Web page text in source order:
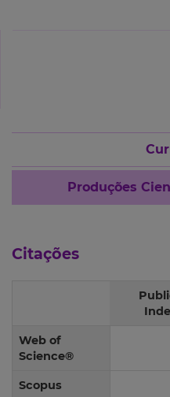
Produções
Citações
Web of
Science®
Scopus